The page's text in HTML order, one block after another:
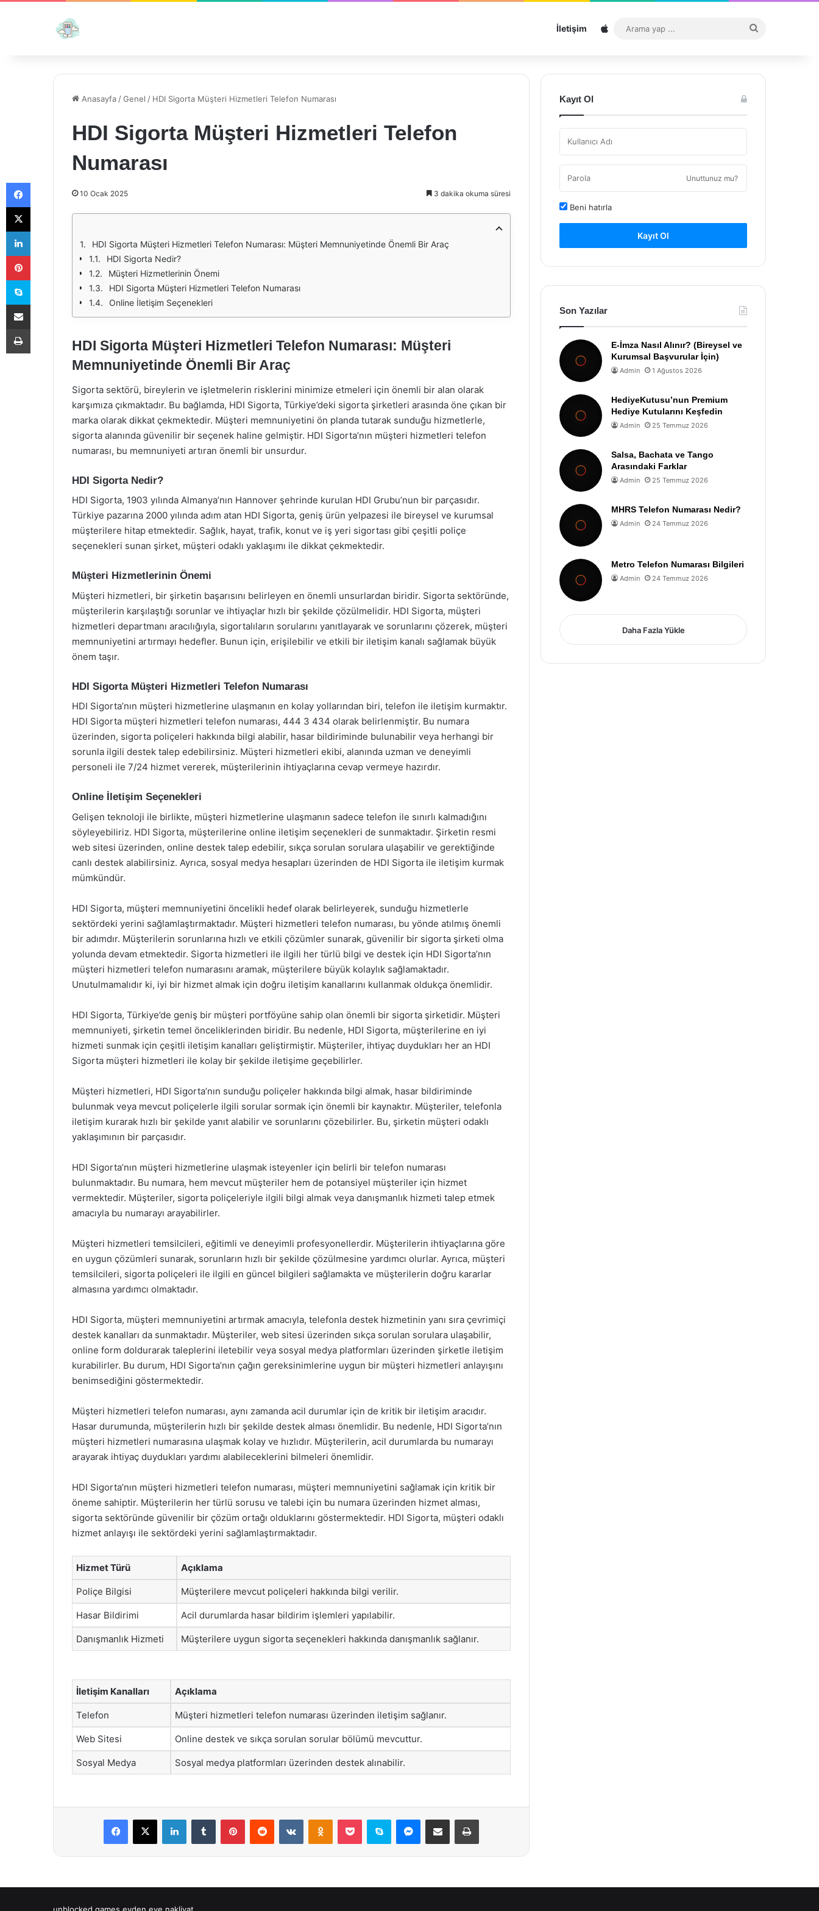
İletişim Sitemap
...
Anasayfa /Genel / HDI Sigorta Müşteri Hizmetleri Telefon Numarası
HDI Sigorta Müşteri Hizmetleri Telefon
Numarası
10 Ocak 2025 3 dakika okuma süresi
HDI Sigorta Müşteri Hizmetleri Telefon Numarası: Müşteri Memnuniyetinde Önemli Bir Araç
HDI Sigorta Nedir?
Müşteri Hizmetlerinin Önemi
HDI Sigorta Müşteri Hizmetleri Telefon Numarası
Online İletişim Seçenekleri
HDI Sigorta Müşteri Hizmetleri Telefon Numarası: Müşteri
Memnuniyetinde Önemli Bir Araç
Sigorta sektörü, bireylerin ve işletmelerin risklerini minimize etmeleri için önemli bir alan olarak
karşımıza çıkmaktadır. Bu bağlamda, HDI Sigorta, Türkiye’deki sigorta şirketleri arasında öne çıkan bir
marka olarak dikkat çekmektedir. Müşteri memnuniyetini ön planda tutarak sunduğu hizmetlerle,
sigorta alanında güvenilir bir seçenek haline gelmiştir. HDI Sigorta’nın müşteri hizmetleri telefon
numarası, bu memnuniyeti artıran önemli bir unsurdur.
HDI Sigorta Nedir?
HDI Sigorta, 1903 yılında Almanya’nın Hannover şehrinde kurulan HDI Grubu’nun bir parçasıdır.
Türkiye pazarına 2000 yılında adım atan HDI Sigorta, geniş ürün yelpazesi ile bireysel ve kurumsal
müşterilere hitap etmektedir. Sağlık, hayat, trafik, konut ve iş yeri sigortası gibi çeşitli poliçe
seçenekleri sunan şirket, müşteri odaklı yaklaşımı ile dikkat çekmektedir.
Müşteri Hizmetlerinin Önemi
Müşteri hizmetleri, bir şirketin başarısını belirleyen en önemli unsurlardan biridir. Sigorta sektöründe,
müşterilerin karşılaştığı sorunlar ve ihtiyaçlar hızlı bir şekilde çözülmelidir. HDI Sigorta, müşteri
hizmetleri departmanı aracılığıyla, sigortalıların sorularını yanıtlayarak ve sorunlarını çözerek, müşteri
memnuniyetini artırmayı hedefler. Bunun için, erişilebilir ve etkili bir iletişim kanalı sağlamak büyük
önem taşır.
HDI Sigorta Müşteri Hizmetleri Telefon Numarası
HDI Sigorta’nın müşteri hizmetlerine ulaşmanın en kolay yollarından biri, telefon ile iletişim kurmaktır.
HDI Sigorta müşteri hizmetleri telefon numarası, 444 3 434 olarak belirlenmiştir. Bu numara
üzerinden, sigorta poliçeleri hakkında bilgi alabilir, hasar bildiriminde bulunabilir veya herhangi bir
sorunla ilgili destek talep edebilirsiniz. Müşteri hizmetleri ekibi, alanında uzman ve deneyimli
personeli ile 7/24 hizmet vererek, müşterilerinin ihtiyaçlarına cevap vermeye hazırdır.
Online İletişim Seçenekleri
Gelişen teknoloji ile birlikte, müşteri hizmetlerine ulaşmanın sadece telefon ile sınırlı kalmadığını
söyleyebiliriz. HDI Sigorta, müşterilerine online iletişim seçenekleri de sunmaktadır. Şirketin resmi
web sitesi üzerinden, online destek talep edebilir, sıkça sorulan sorulara ulaşabilir ve gerektiğinde
canlı destek alabilirsiniz. Ayrıca, sosyal medya hesapları üzerinden de HDI Sigorta ile iletişim kurmak
mümkündür.
HDI Sigorta, müşteri memnuniyetini öncelikli hedef olarak belirleyerek, sunduğu hizmetlerle
sektördeki yerini sağlamlaştırmaktadır. Müşteri hizmetleri telefon numarası, bu yönde atılmış önemli
bir adımdır. Müşterilerin sorunlarına hızlı ve etkili çözümler sunarak, güvenilir bir sigorta şirketi olma
yolunda devam etmektedir. Sigorta hizmetleri ile ilgili her türlü bilgi ve destek için HDI Sigorta’nın
müşteri hizmetleri telefon numarasını aramak, müşterilere büyük kolaylık sağlamaktadır.
Unutulmamalıdır ki, iyi bir hizmet almak için doğru iletişim kanallarını kullanmak oldukça önemlidir.
HDI Sigorta, Türkiye’de geniş bir müşteri portföyüne sahip olan önemli bir sigorta şirketidir. Müşteri
memnuniyeti, şirketin temel önceliklerinden biridir. Bu nedenle, HDI Sigorta, müşterilerine en iyi
hizmeti sunmak için çeşitli iletişim kanalları geliştirmiştir. Müşteriler, ihtiyaç duydukları her an HDI
Sigorta müşteri hizmetleri ile kolay bir şekilde iletişime geçebilirler.
Müşteri hizmetleri, HDI Sigorta’nın sunduğu poliçeler hakkında bilgi almak, hasar bildiriminde
bulunmak veya mevcut poliçelerle ilgili sorular sormak için önemli bir kaynaktır. Müşteriler, telefonla
iletişim kurarak hızlı bir şekilde yanıt alabilir ve sorunlarını çözebilirler. Bu, şirketin müşteri odaklı
yaklaşımının bir parçasıdır.
HDI Sigorta’nın müşteri hizmetlerine ulaşmak isteyenler için belirli bir telefon numarası
bulunmaktadır. Bu numara, hem mevcut müşteriler hem de potansiyel müşteriler için hizmet
vermektedir. Müşteriler, sigorta poliçeleriyle ilgili bilgi almak veya danışmanlık hizmeti talep etmek
amacıyla bu numarayı arayabilirler.
Müşteri hizmetleri temsilcileri, eğitimli ve deneyimli profesyonellerdir. Müşterilerin ihtiyaçlarına göre
en uygun çözümleri sunarak, sorunların hızlı bir şekilde çözülmesine yardımcı olurlar. Ayrıca, müşteri
temsilcileri, sigorta poliçeleri ile ilgili en güncel bilgileri sağlamakta ve müşterilerin doğru kararlar
almasına yardımcı olmaktadır.
HDI Sigorta, müşteri memnuniyetini artırmak amacıyla, telefonla destek hizmetinin yanı sıra çevrimiçi
destek kanalları da sunmaktadır. Müşteriler, web sitesi üzerinden sıkça sorulan sorulara ulaşabilir,
online form doldurarak taleplerini iletebilir veya sosyal medya platformları üzerinden şirketle iletişim
kurabilirler. Bu durum, HDI Sigorta’nın çağın gereksinimlerine uygun bir müşteri hizmetleri anlayışını
benimsediğini göstermektedir.
Müşteri hizmetleri telefon numarası, aynı zamanda acil durumlar için de kritik bir iletişim aracıdır.
Hasar durumunda, müşterilerin hızlı bir şekilde destek alması önemlidir. Bu nedenle, HDI Sigorta’nın
müşteri hizmetleri numarasına ulaşmak kolay ve hızlıdır. Müşterilerin, acil durumlarda bu numarayı
arayarak ihtiyaç duydukları yardımı alabileceklerini bilmeleri önemlidir.
HDI Sigorta’nın müşteri hizmetleri telefon numarası, müşteri memnuniyetini sağlamak için kritik bir
öneme sahiptir. Müşterilerin her türlü sorusu ve talebi için bu numara üzerinden hizmet alması,
sigorta sektöründe güvenilir bir çözüm ortağı olduklarını göstermektedir. HDI Sigorta, müşteri odaklı
hizmet anlayışı ile sektördeki yerini sağlamlaştırmaktadır.
Hizmet Türü Açıklama
Poliçe Bilgisi Müşterilere mevcut poliçeleri hakkında bilgi verilir.
Hasar Bildirimi Acil durumlarda hasar bildirim işlemleri yapılabilir.
Danışmanlık Hizmeti Müşterilere uygun sigorta seçenekleri hakkında danışmanlık sağlanır.
İletişim Kanalları Açıklama
Telefon Müşteri hizmetleri telefon numarası üzerinden iletişim sağlanır.
Web Sitesi Online destek ve sıkça sorulan sorular bölümü mevcuttur.
Sosyal Medya Sosyal medya platformları üzerinden destek alınabilir.
Facebook
X LinkedInTumblr PinterestReddit VKontakteOdnoklassniki
Pocket Skype Messenger
E-Posta ile paylaş Yazdır
Kayıt Ol
Unuttunuz mu?
Beni hatırla
Kayıt Ol
Son Yazılar
E-İmza Nasıl Alınır? (Bireysel ve
Kurumsal Başvurular İçin)
Admin 1 Ağustos 2026
HediyeKutusu’nun Premium
Hediye Kutularını Keşfedin
Admin 25 Temmuz 2026
Salsa, Bachata ve Tango
Arasındaki Farklar
Admin 25 Temmuz 2026
MHRS Telefon Numarası Nedir?
Admin 24 Temmuz 2026
Metro Telefon Numarası Bilgileri
Admin 24 Temmuz 2026
Daha Fazla Yükle
unblocked games evden eve nakliyat
Facebook
X
LinkedIn
Pinterest
Skype
E-Posta ile paylaş